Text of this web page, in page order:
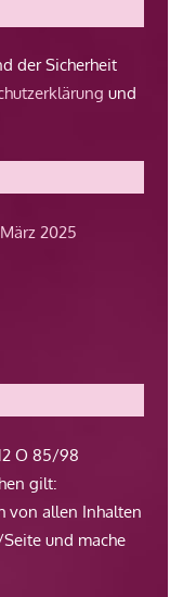
der Sicherheit
und
2025
O 85/98
gilt:
von allen Inhalten
und mache